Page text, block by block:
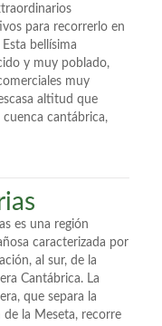
para recorrerlo en
bellísima
y muy poblado,
muy
altitud que
cantábrica,
es una región
caracterizada por
al sur, de la
Cantábrica. La
que separa la
de la Meseta, recorre